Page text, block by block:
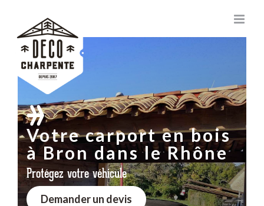
contenu
Votre carport en bois
à Bron dans le Rhône
Protégez votre véhicule
Demander un devis